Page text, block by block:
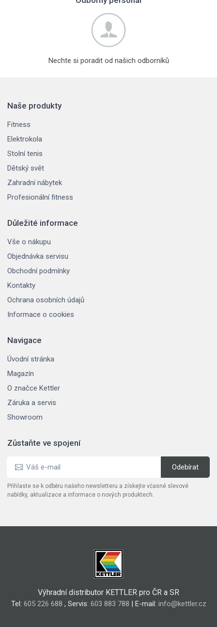
Nechte si poradit od našich odborníků
Naše produkty
Fitness
Elektrokola
Stolní tenis
Dětský svět
Zahradní nábytek
Profesionální fitness
Důležité informace
Vše o nákupu
Objednávka servisu
Obchodní podmínky
Kontakty
Ochrana osobních údajů
Informace o cookies
Navigace
Úvodní stránka
Magazín
O značce Kettler
Záruka a servis
Showroom
Zůstaňte ve spojení
Přihlaste se k odběru našeho newsletteru a získejte včasné slevové
nabídky, aktualizace a informace o nových produktech.
Výhradní distributor KETTLER pro ČR a SR
Tel: 605 226 688 , Servis: 603 883 788 | E-mail: info@kettler.cz